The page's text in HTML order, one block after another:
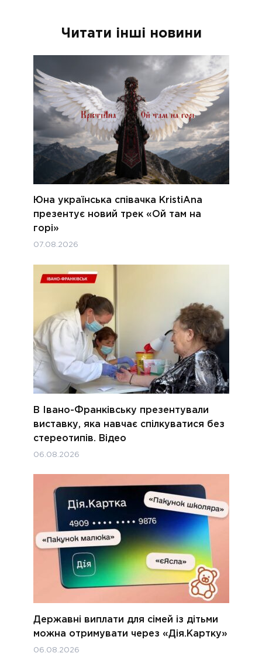
Читати інші новини
Юна українська співачка KristiAna
презентує новий трек «Ой там на
горі»
07.08.2026
В Івано-Франківську презентували
виставку, яка навчає спілкуватися без
стереотипів. Відео
06.08.2026
Державні виплати для сімей із дітьми
можна отримувати через «Дія.Картку»
06.08.2026